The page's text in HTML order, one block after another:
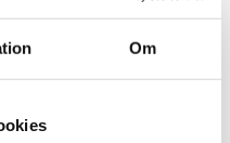
Om